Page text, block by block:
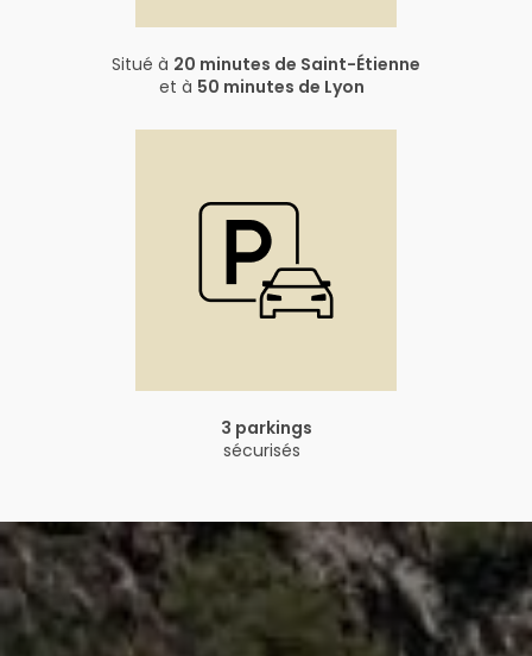
Situé à 20 minutes de Saint-Étienne
et à 50 minutes de Lyon
3 parkings
sécurisés